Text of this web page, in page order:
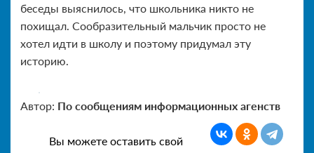
беседы выяснилось, что школьника никто не
похищал. Сообразительный мальчик просто не
хотел идти в школу и поэтому придумал эту
историю.
Автор: По сообщениям информационных агенств
Вы можете оставить свой